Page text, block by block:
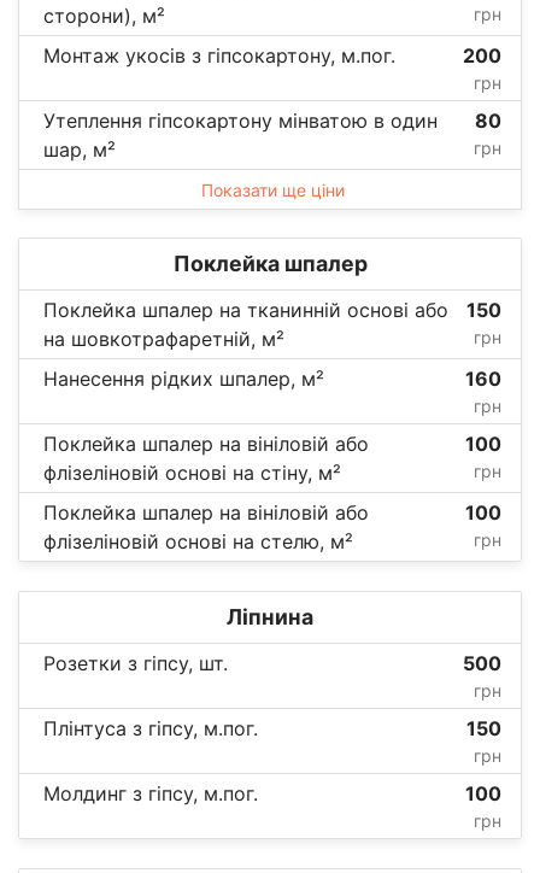
сторони), м²
грн
Монтаж укосів з гіпсокартону, м.пог. 200
грн
Утеплення гіпсокартону мінватою в один
шар, м²
80
грн
Показати ще ціни
Поклейка шпалер
Поклейка шпалер на тканинній основі або
на шовкотрафаретній, м²
150
грн
Нанесення рідких шпалер, м² 160
грн
Поклейка шпалер на вініловій або
флізеліновій основі на стіну, м²
100
грн
Поклейка шпалер на вініловій або
флізеліновій основі на стелю, м²
100
грн
Ліпнина
Розетки з гіпсу, шт. 500
грн
Плінтуса з гіпсу, м.пог. 150
грн
Молдинг з гіпсу, м.пог. 100
грн